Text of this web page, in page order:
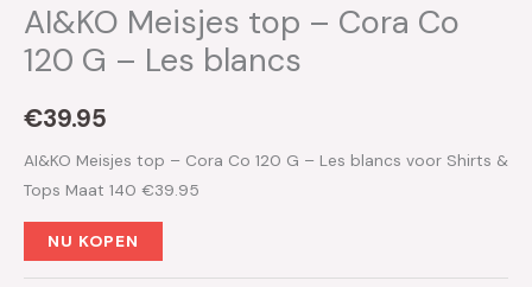
AI&KO Meisjes top – Cora Co
120 G – Les blancs
€39.95
AI&KO Meisjes top – Cora Co 120 G – Les blancs voor Shirts &
Tops Maat 140 €39.95
NU KOPEN